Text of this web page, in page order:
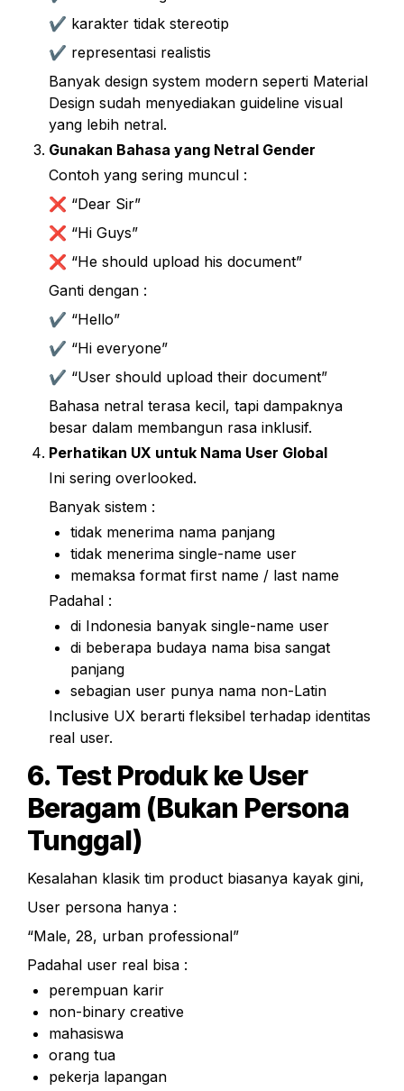
✔ karakter tidak stereotip
✔ representasi realistis
Banyak design system modern seperti Material
Design sudah menyediakan guideline visual
yang lebih netral.
Gunakan Bahasa yang Netral Gender
Contoh yang sering muncul :
❌ “Dear Sir”
❌ “Hi Guys”
❌ “He should upload his document”
Ganti dengan :
✔ “Hello”
✔ “Hi everyone”
✔ “User should upload their document”
Bahasa netral terasa kecil, tapi dampaknya
besar dalam membangun rasa inklusif.
Perhatikan UX untuk Nama User Global
Ini sering overlooked.
Banyak sistem :
tidak menerima nama panjang
tidak menerima single-name user
memaksa format first name / last name
Padahal :
di Indonesia banyak single-name user
di beberapa budaya nama bisa sangat
panjang
sebagian user punya nama non-Latin
Inclusive UX berarti fleksibel terhadap identitas
real user.
6. Test Produk ke User
Beragam (Bukan Persona
Tunggal)
Kesalahan klasik tim product biasanya kayak gini,
User persona hanya :
“Male, 28, urban professional”
Padahal user real bisa :
perempuan karir
non-binary creative
mahasiswa
orang tua
pekerja lapangan